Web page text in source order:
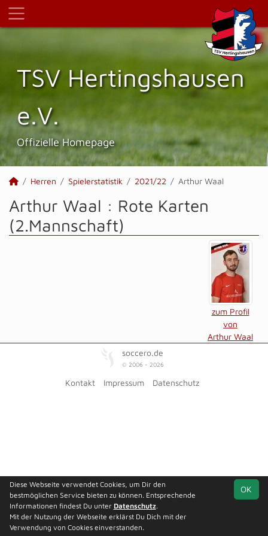
TSV Hertings­hausen
e.V.
Offizielle Homepage
Herren Spielerstatistik 2021/22 Arthur Waal
Arthur Waal : Rote Karten
(2.Mannschaft)
zum Profil
von
Arthur Waal
soccero.de
© 2006 - 2026
Kontakt Impressum Datenschutz
OK
Diese Webseite verwendet Cookies, um Dir den
bestmöglichen Service bieten zu können. Entsprechende
Informationen findest Du unter Datenschutz.
Mit der Nutzung der Webseite erklärst Du Dich mit der
Verwendung von Cookies einverstanden.